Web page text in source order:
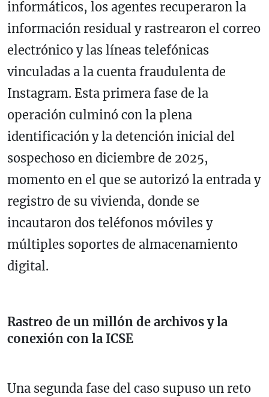
informáticos, los agentes recuperaron la
información residual y rastrearon el correo
electrónico y las líneas telefónicas
vinculadas a la cuenta fraudulenta de
Instagram. Esta primera fase de la
operación culminó con la plena
identificación y la detención inicial del
sospechoso en diciembre de 2025,
momento en el que se autorizó la entrada y
registro de su vivienda, donde se
incautaron dos teléfonos móviles y
múltiples soportes de almacenamiento
digital.
Rastreo de un millón de archivos y la
conexión con la ICSE
Una segunda fase del caso supuso un reto